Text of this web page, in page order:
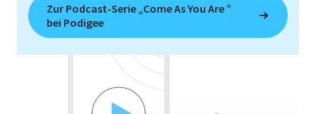
Zur Podcast-Serie „Come As You Are ”
bei Podigee